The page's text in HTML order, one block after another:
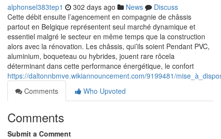
alphonsel383tep1 302 days ago News
Discuss
Cette débit ensuite l’agencement en compagnie de châssis
partout en Belgique représentent seul marché dynamique et
essentiel malgré le secteur en même temps que la construction
alors avec la rénovation. Les châssis, qui’ils soient Pendant PVC,
aluminium, boqueteau ou hybrides, jouent rare rôcela
déterminant dans cette performance énergétique, le confort
https://daltonnbmve.wikiannouncement.com/9199481/
Comments
Who Upvoted
Comments
Submit a Comment